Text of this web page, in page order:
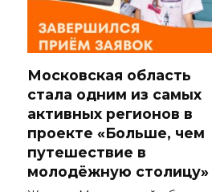
Московская область
стала одним из самых
активных регионов в
проекте «Больше, чем
путешествие в
молодёжную столицу»